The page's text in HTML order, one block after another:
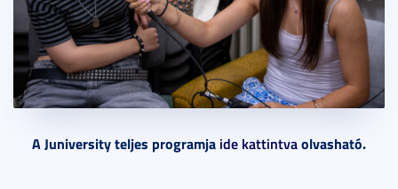
A Juniversity teljes programja ide kattintvaolvasható.